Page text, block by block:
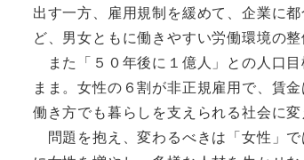
出す一方、雇用規制を緩めて、企業に
ど、男女ともに働きやすい労働環境の
また「５０年後に１億人」との人口
まま。女性の６割が非正規雇用で、賃
働き方でも暮らしを支えられる社会に
問題を抱え、変わるべきは「女性」